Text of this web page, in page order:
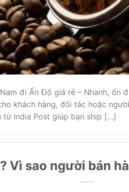
đi Ấn Độ giá rẻ – Nhanh, ổn
khách hàng, đối tác hoặc
từ India Post giúp bạn ship […]
Vì sao người bán